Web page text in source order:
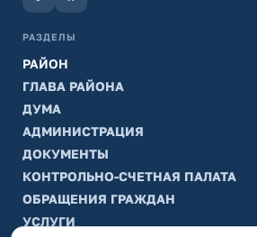
РАЗДЕЛЫ
РАЙОН
ГЛАВА РАЙОНА
ДУМА
АДМИНИСТРАЦИЯ
ДОКУМЕНТЫ
КОНТРОЛЬНО-СЧЕТНАЯ ПАЛАТА
ОБРАЩЕНИЯ ГРАЖДАН
УСЛУГИ